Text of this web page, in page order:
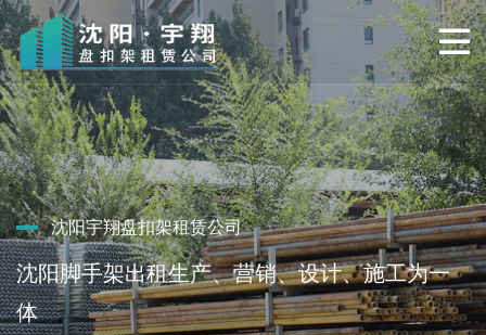
沈阳脚手架租赁搭建，安全放心！
沈阳宇翔脚手架，搭拆运服务！
沈阳宇翔脚手架本着服务广大建筑施工企业为宗旨，以用户 满意用
沈阳宇翔盘扣架租赁公司
沈阳脚手架出租生产、营销、设计、施工为一
体
24小时队伍与物流保障
技精于专，做于细、业成于勤，守于挚
提供脚手架方案设计、模架一体化方案设计等一系列服务项目实施